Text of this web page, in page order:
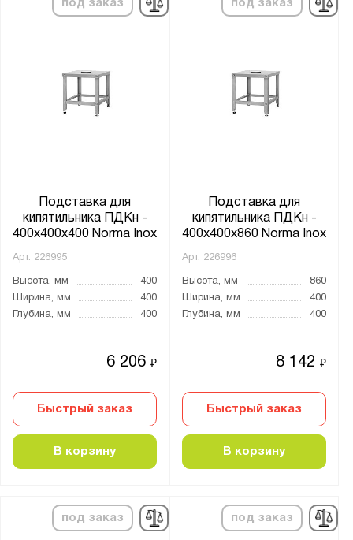
под заказ
Подставка для
кипятильника ПДКн -
400x400x400 Norma Inox
Арт. 226995
Высота, мм
400
Ширина, мм
400
Глубина, мм
400
6 206₽
Быстрый заказ
В корзину
под заказ
Подставка для
кипятильника ПДКн -
400x400x860 Norma Inox
Арт. 226996
Высота, мм
860
Ширина, мм
400
Глубина, мм
400
8 142₽
Быстрый заказ
В корзину
под заказ под заказ